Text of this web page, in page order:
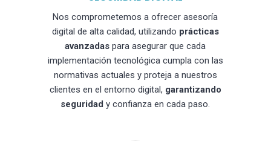
Nos comprometemos a ofrecer asesoría
digital de alta calidad, utilizando prácticas
avanzadas para asegurar que cada
implementación tecnológica cumpla con las
normativas actuales y proteja a nuestros
clientes en el entorno digital, garantizando
seguridad y confianza en cada paso.